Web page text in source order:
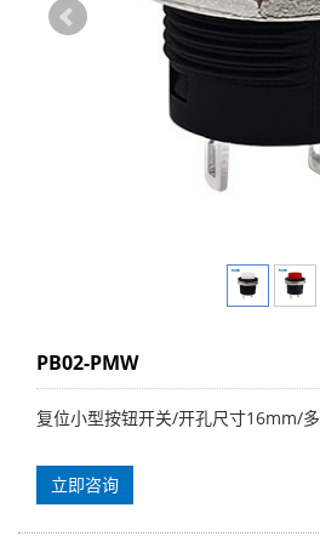
PB02-PMW
复位小型按钮开关/开孔尺寸16mm/
立即咨询